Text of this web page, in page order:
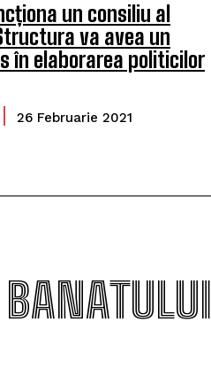
un consiliu al
va avea un
în elaborarea politicilor
26 Februarie 2021